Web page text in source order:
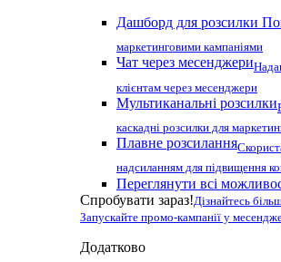
Дашборд для розсилки
маркетинговими кампаніями
Чат через месенджери
клієнтам через месенджери
Мультиканальні розсилки
каскадні розсилки для
Плавне розсилання
надсиланням для підвищення
Переглянути всі
Спробувати зараз!Дізнайтесь
Запускайте промо-кампанії у
Додатково